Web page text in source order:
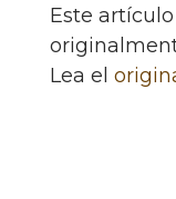
Este
Lea el